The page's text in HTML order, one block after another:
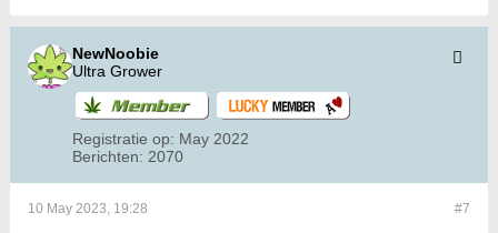
NewNoobie
Ultra Grower
Registratie op: May 2022
Berichten: 2070
#7
10 May 2023, 19:28